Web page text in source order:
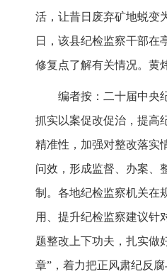
活，让昔日废弃矿地蜕变
日，该县纪检监察干部在
修复点了解有关情况。黄
编者按：二十届中央
抓实以案促改促治，提高
精准性，加强对整改落实
问效，形成监督、办案、
制。各地纪检监察机关在
用、提升纪检监察建议针
题整改上下功夫，扎实做
章”，着力把正风肃纪反